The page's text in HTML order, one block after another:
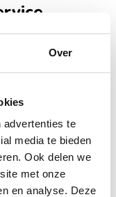
Over
advertenties te
media te bieden
Ook delen we
met onze
en analyse. Deze
Ihrem Namen
E-Mail oder
über das